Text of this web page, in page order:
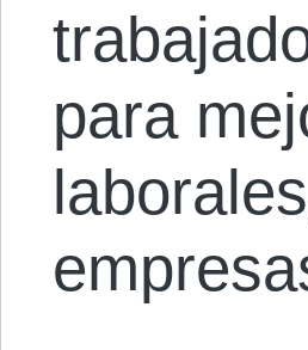
para